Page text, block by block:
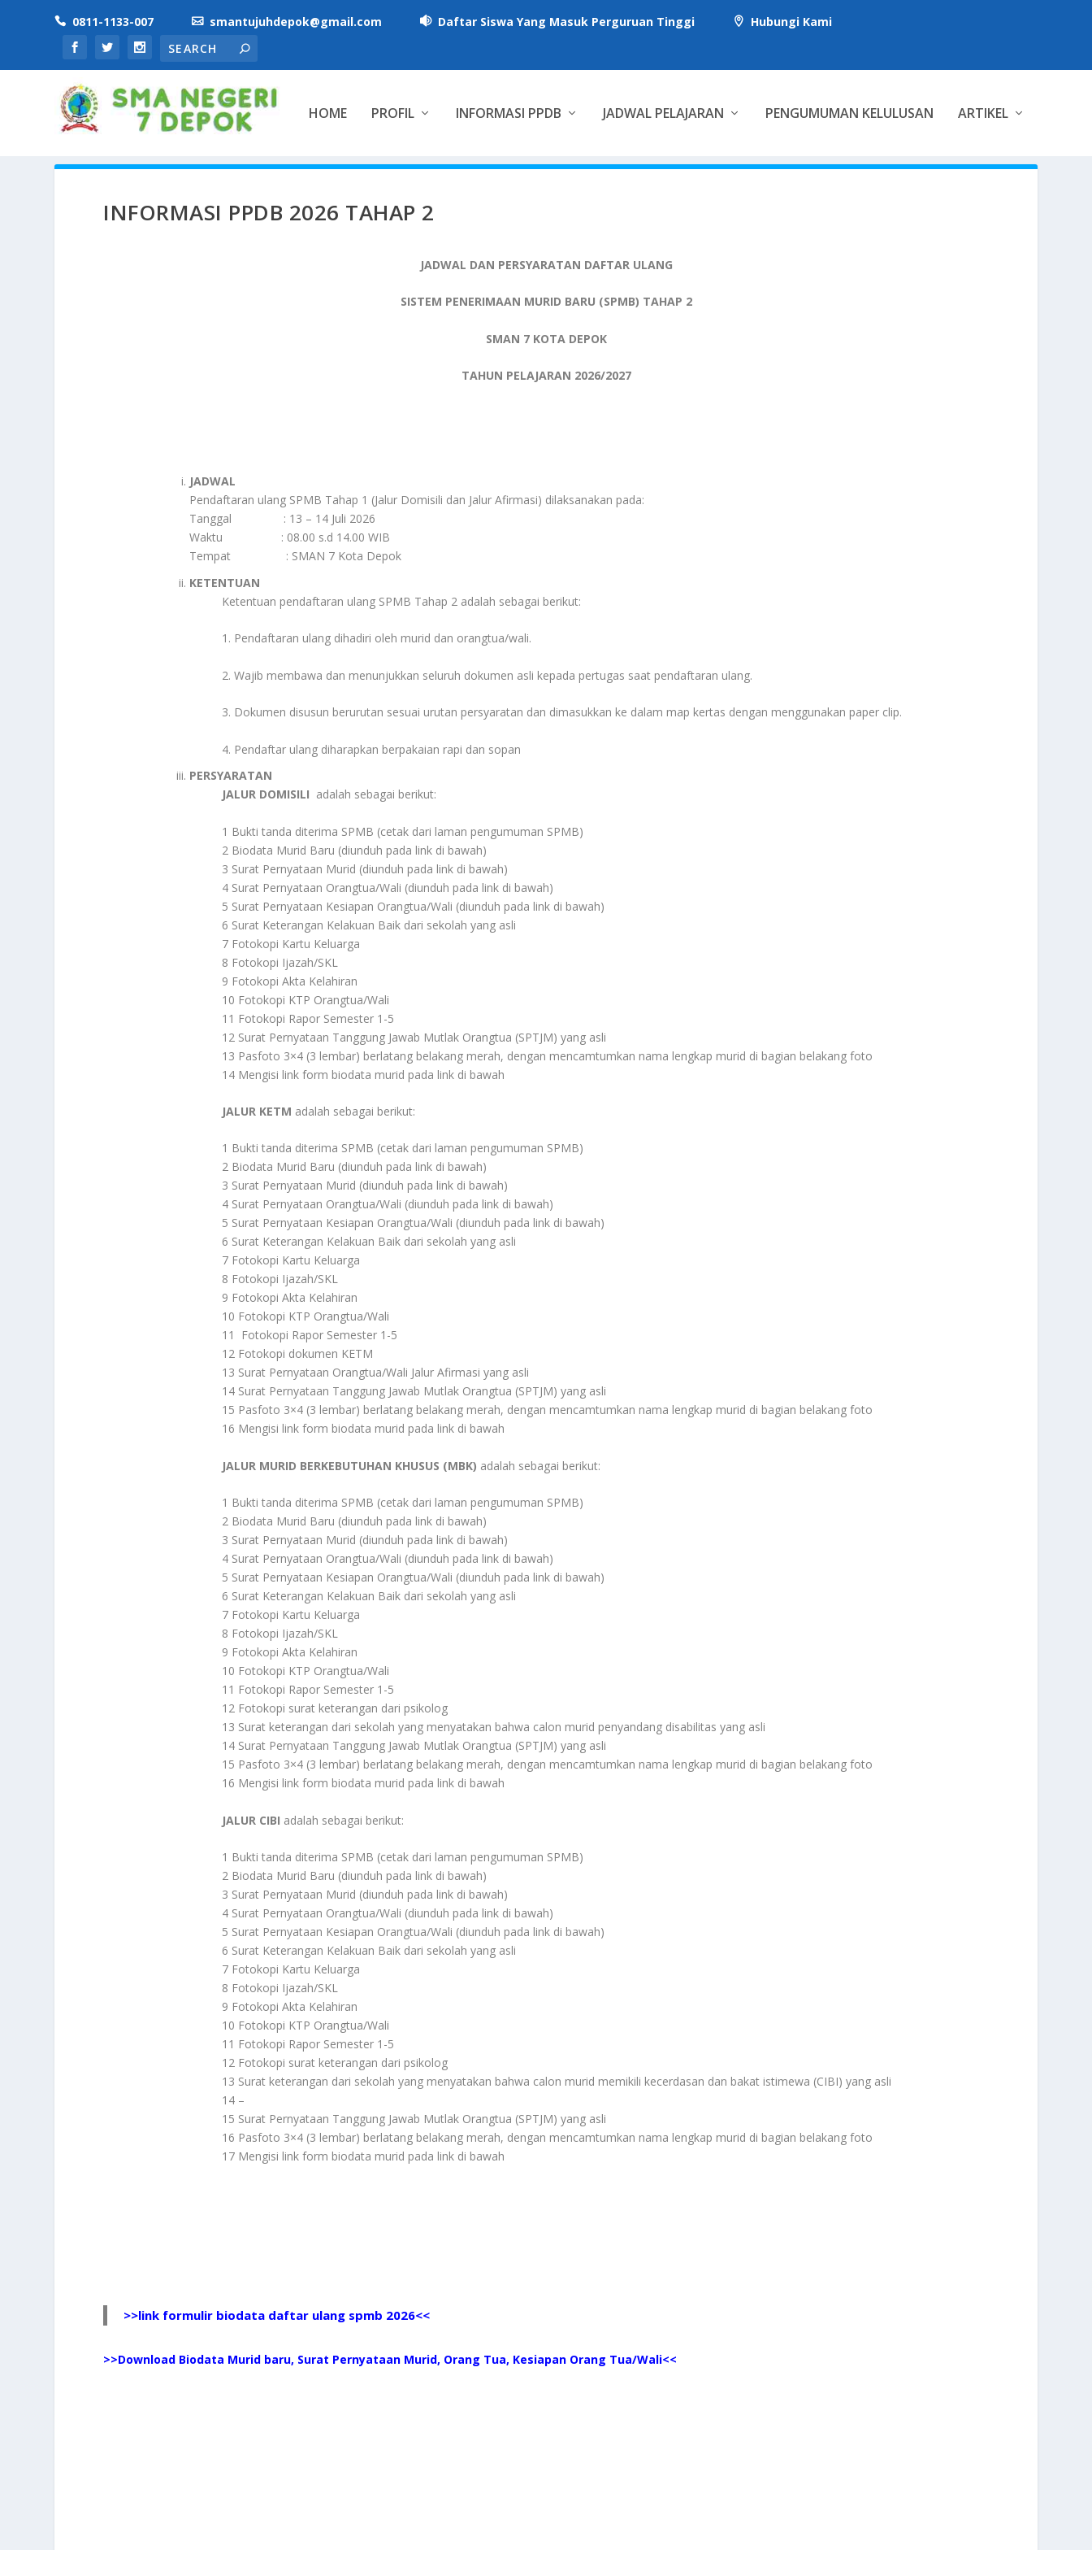
 0811-1133-007 smantujuhdepok@gmail.com  Daftar Siswa Yang Masuk Perguruan Tinggi  Hubungi Kami
HOME PROFIL INFORMASI PPDB JADWAL PELAJARAN PENGUMUMAN KELULUSAN ARTIKEL
INFORMASI PPDB 2026 TAHAP 2
JADWAL DAN PERSYARATAN DAFTAR ULANG
SISTEM PENERIMAAN MURID BARU (SPMB) TAHAP 2
SMAN 7 KOTA DEPOK
TAHUN PELAJARAN 2026/2027
JADWAL
Pendaftaran ulang SPMB Tahap 1 (Jalur Domisili dan Jalur Afirmasi) dilaksanakan pada:
Tanggal : 13 – 14 Juli 2026
Waktu : 08.00 s.d 14.00 WIB
Tempat : SMAN 7 Kota Depok
KETENTUAN
Ketentuan pendaftaran ulang SPMB Tahap 2 adalah sebagai berikut:
1. Pendaftaran ulang dihadiri oleh murid dan orangtua/wali.
2. Wajib membawa dan menunjukkan seluruh dokumen asli kepada pertugas saat pendaftaran ulang.
3. Dokumen disusun berurutan sesuai urutan persyaratan dan dimasukkan ke dalam map kertas dengan menggunakan paper clip.
4. Pendaftar ulang diharapkan berpakaian rapi dan sopan
PERSYARATAN
JALUR DOMISILI adalah sebagai berikut:
1 Bukti tanda diterima SPMB (cetak dari laman pengumuman SPMB)
2 Biodata Murid Baru (diunduh pada link di bawah)
3 Surat Pernyataan Murid (diunduh pada link di bawah)
4 Surat Pernyataan Orangtua/Wali (diunduh pada link di bawah)
5 Surat Pernyataan Kesiapan Orangtua/Wali (diunduh pada link di bawah)
6 Surat Keterangan Kelakuan Baik dari sekolah yang asli
7 Fotokopi Kartu Keluarga
8 Fotokopi Ijazah/SKL
9 Fotokopi Akta Kelahiran
10 Fotokopi KTP Orangtua/Wali
11 Fotokopi Rapor Semester 1-5
12 Surat Pernyataan Tanggung Jawab Mutlak Orangtua (SPTJM) yang asli
13 Pasfoto 3×4 (3 lembar) berlatang belakang merah, dengan mencamtumkan nama lengkap murid di bagian belakang foto
14 Mengisi link form biodata murid pada link di bawah
JALUR KETM adalah sebagai berikut:
1 Bukti tanda diterima SPMB (cetak dari laman pengumuman SPMB)
2 Biodata Murid Baru (diunduh pada link di bawah)
3 Surat Pernyataan Murid (diunduh pada link di bawah)
4 Surat Pernyataan Orangtua/Wali (diunduh pada link di bawah)
5 Surat Pernyataan Kesiapan Orangtua/Wali (diunduh pada link di bawah)
6 Surat Keterangan Kelakuan Baik dari sekolah yang asli
7 Fotokopi Kartu Keluarga
8 Fotokopi Ijazah/SKL
9 Fotokopi Akta Kelahiran
10 Fotokopi KTP Orangtua/Wali
11 Fotokopi Rapor Semester 1-5
12 Fotokopi dokumen KETM
13 Surat Pernyataan Orangtua/Wali Jalur Afirmasi yang asli
14 Surat Pernyataan Tanggung Jawab Mutlak Orangtua (SPTJM) yang asli
15 Pasfoto 3×4 (3 lembar) berlatang belakang merah, dengan mencamtumkan nama lengkap murid di bagian belakang foto
16 Mengisi link form biodata murid pada link di bawah
JALUR MURID BERKEBUTUHAN KHUSUS (MBK) adalah sebagai berikut:
1 Bukti tanda diterima SPMB (cetak dari laman pengumuman SPMB)
2 Biodata Murid Baru (diunduh pada link di bawah)
3 Surat Pernyataan Murid (diunduh pada link di bawah)
4 Surat Pernyataan Orangtua/Wali (diunduh pada link di bawah)
5 Surat Pernyataan Kesiapan Orangtua/Wali (diunduh pada link di bawah)
6 Surat Keterangan Kelakuan Baik dari sekolah yang asli
7 Fotokopi Kartu Keluarga
8 Fotokopi Ijazah/SKL
9 Fotokopi Akta Kelahiran
10 Fotokopi KTP Orangtua/Wali
11 Fotokopi Rapor Semester 1-5
12 Fotokopi surat keterangan dari psikolog
13 Surat keterangan dari sekolah yang menyatakan bahwa calon murid penyandang disabilitas yang asli
14 Surat Pernyataan Tanggung Jawab Mutlak Orangtua (SPTJM) yang asli
15 Pasfoto 3×4 (3 lembar) berlatang belakang merah, dengan mencamtumkan nama lengkap murid di bagian belakang foto
16 Mengisi link form biodata murid pada link di bawah
JALUR CIBI adalah sebagai berikut:
1 Bukti tanda diterima SPMB (cetak dari laman pengumuman SPMB)
2 Biodata Murid Baru (diunduh pada link di bawah)
3 Surat Pernyataan Murid (diunduh pada link di bawah)
4 Surat Pernyataan Orangtua/Wali (diunduh pada link di bawah)
5 Surat Pernyataan Kesiapan Orangtua/Wali (diunduh pada link di bawah)
6 Surat Keterangan Kelakuan Baik dari sekolah yang asli
7 Fotokopi Kartu Keluarga
8 Fotokopi Ijazah/SKL
9 Fotokopi Akta Kelahiran
10 Fotokopi KTP Orangtua/Wali
11 Fotokopi Rapor Semester 1-5
12 Fotokopi surat keterangan dari psikolog
13 Surat keterangan dari sekolah yang menyatakan bahwa calon murid memikili kecerdasan dan bakat istimewa (CIBI) yang asli
14 –
15 Surat Pernyataan Tanggung Jawab Mutlak Orangtua (SPTJM) yang asli
16 Pasfoto 3×4 (3 lembar) berlatang belakang merah, dengan mencamtumkan nama lengkap murid di bagian belakang foto
17 Mengisi link form biodata murid pada link di bawah
>>link formulir biodata daftar ulang spmb 2026<<
>>Download Biodata Murid baru, Surat Pernyataan Murid, Orang Tua, Kesiapan Orang Tua/Wali<<